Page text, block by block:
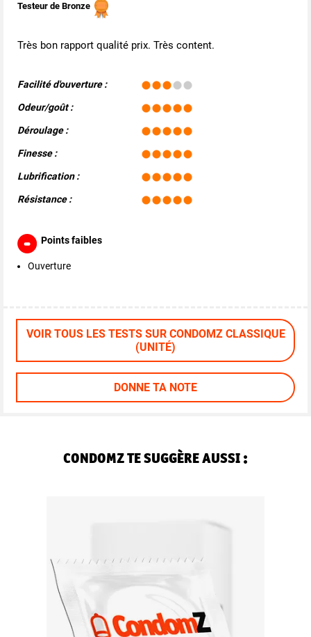
Testeur de Bronze
Très bon rapport qualité prix. Très content.
Facilité d'ouverture :
Odeur/goût :
Déroulage :
Finesse :
Lubrification :
Résistance :
Points faibles
Ouverture
VOIR TOUS LES TESTS SUR CONDOMZ CLASSIQUE
(UNITÉ)
DONNE TA NOTE
CONDOMZ TE SUGGÈRE AUSSI :